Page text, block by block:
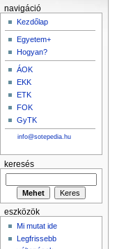
navigáció
Kezdőlap
Egyetem+
Hogyan?
ÁOK
EKK
ETK
FOK
GyTK
info@sotepedia.hu
keresés
eszközök
Mi mutat ide
Legfrissebb